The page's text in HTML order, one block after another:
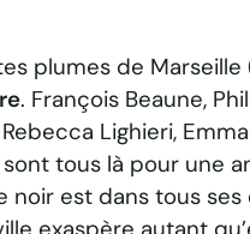
plumes de
. François Beaune,
Lighieri,
sont tous là pour une
noir est dans tous